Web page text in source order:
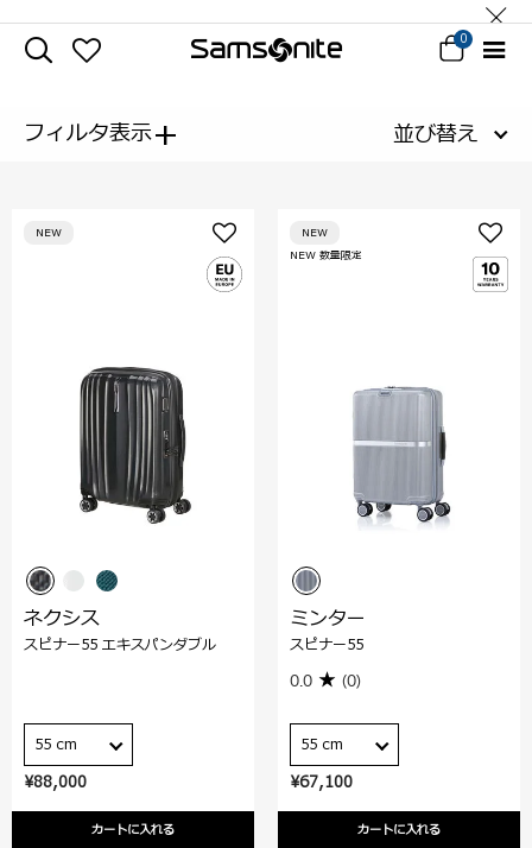
0
フィルタ表示+ 並び替え
¥88,000
カートに入れる
NEW
ネクシス
スピナー55 エキスパンダブル
55 cm
¥67,100
カートに入れる
NEW 数量限定
NEW
ミンター
スピナー55
0.0 (0)
55 cm